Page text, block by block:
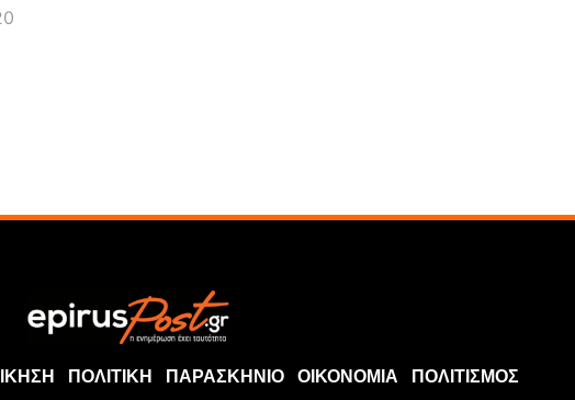
ΠΟΛΙΤΙΚΗ ΠΑΡΑΣΚΗΝΙΟ ΟΙΚΟΝΟΜΙΑ ΠΟΛΙΤΙΣΜΟΣ